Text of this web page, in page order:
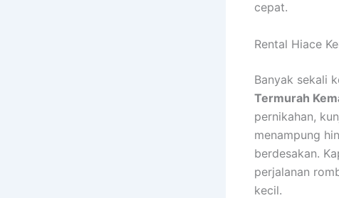
cepat.
Rental Hiace
Banyak sekali
Termurah
pernikahan,
menampung
berdesakan.
perjalanan
kecil.